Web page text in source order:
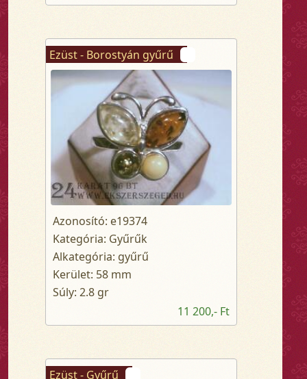
Ezüst - Borostyán gyűrű
Azonosító: e19374
Kategória: Gyűrűk
Alkategória: gyűrű
Kerület: 58 mm
Súly: 2.8 gr
11 200,- Ft
Ezüst - Gyűrű